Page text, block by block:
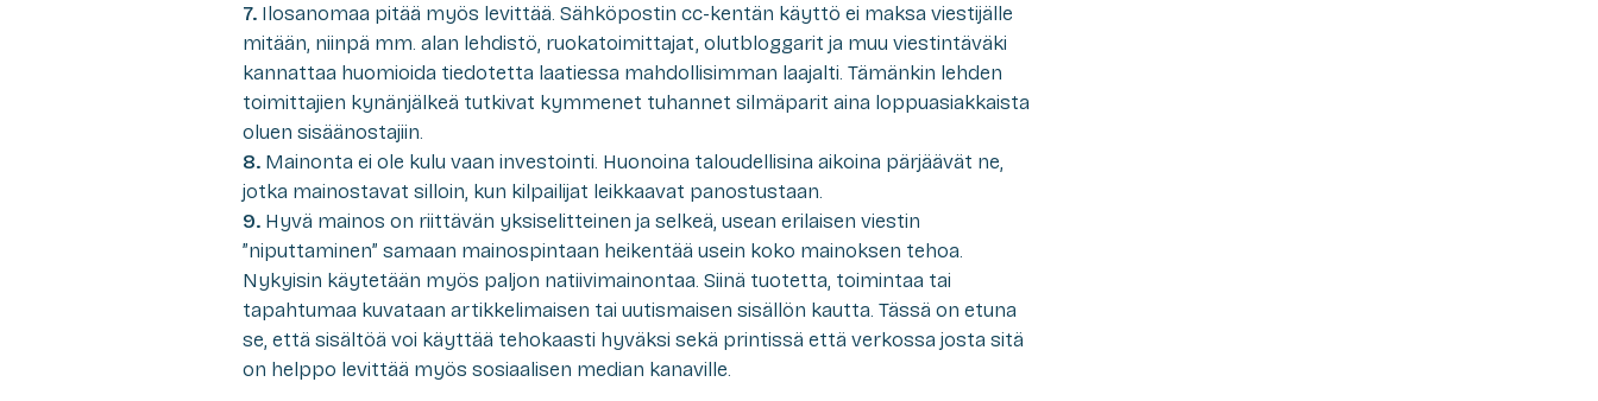
7. Ilosanomaa pitää myös levittää. Sähköpostin cc-kentän käyttö ei maksa viestijälle
mitään, niinpä mm. alan lehdistö, ruokatoimittajat, olutbloggarit ja muu viestintäväki
kannattaa huomioida tiedotetta laatiessa mahdollisimman laajalti. Tämänkin lehden
toimittajien kynänjälkeä tutkivat kymmenet tuhannet silmäparit aina loppuasiakkaista
oluen sisäänostajiin.
8. Mainonta ei ole kulu vaan investointi. Huonoina taloudellisina aikoina pärjäävät ne,
jotka mainostavat silloin, kun kilpailijat leikkaavat panostustaan.
9. Hyvä mainos on riittävän yksiselitteinen ja selkeä, usean erilaisen viestin
”niputtaminen” samaan mainospintaan heikentää usein koko mainoksen tehoa.
Nykyisin käytetään myös paljon natiivimainontaa. Siinä tuotetta, toimintaa tai
tapahtumaa kuvataan artikkelimaisen tai uutismaisen sisällön kautta. Tässä on etuna
se, että sisältöä voi käyttää tehokaasti hyväksi sekä printissä että verkossa josta sitä
on helppo levittää myös sosiaalisen median kanaville.